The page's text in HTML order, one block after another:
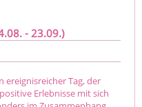
- 23.09.)
ereignisreicher Tag, der
Erlebnisse mit sich